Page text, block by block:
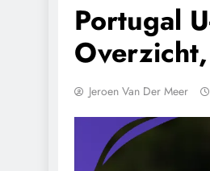
Portugal
Jeroen Van Der Meer